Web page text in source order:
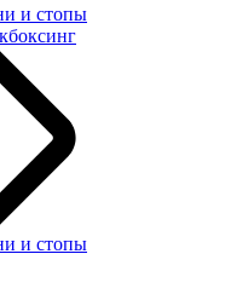
и стопы
и стопы